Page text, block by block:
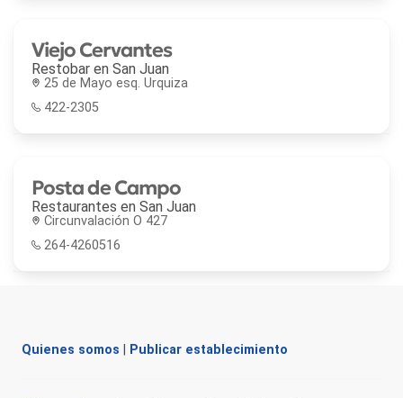
Viejo Cervantes
Restobar en San Juan
25 de Mayo esq. Urquiza
422-2305
Posta de Campo
Restaurantes en San Juan
Circunvalación O 427
264-4260516
Quienes somos Publicar establecimiento